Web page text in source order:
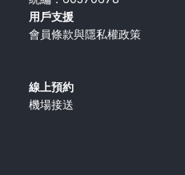
用戶支援
會員條款與隱私權政策
線上預約
機場接送